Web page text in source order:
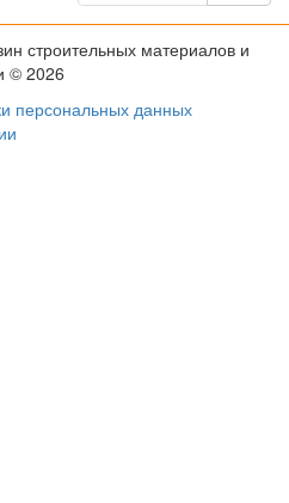
строительных материалов и
© 2026
персональных данных